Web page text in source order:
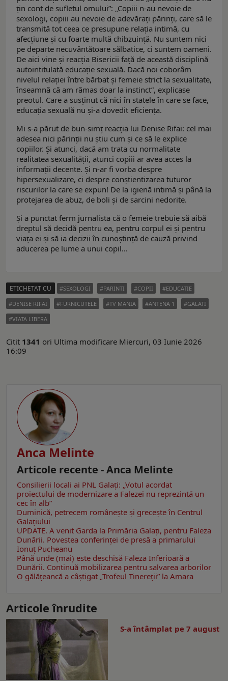
țin cont de sufletul omului”: „Copiii n-au nevoie de
sexologi, copiii au nevoie de adevărați părinți, care să le
transmită tot ceea ce presupune relația intimă, cu
afecțiune și cu foarte multă chibzuință. Nu suntem nici
pe departe necuvântătoare sălbatice, ci suntem oameni.
De aici vine și reacția Bisericii față de această disciplină
autointitulată educație sexuală. Dacă noi coborâm
nivelul relației între bărbat și femeie strict la sexualitate,
înseamnă că am rămas doar la instinct”, explicase
preotul. Care a susținut că nici în statele în care se face,
educația sexuală nu și-a dovedit eficiența.
Mi s-a părut de bun-simț reacția lui Denise Rifai: cel mai
adesea nici părinții nu știu cum și ce să le explice
copiilor. Și atunci, dacă am trata cu normalitate
realitatea sexualității, atunci copiii ar avea acces la
informații decente. Și n-ar fi vorba despre
hipersexualizare, ci despre conștientizarea tuturor
riscurilor la care se expun! De la igienă intimă și până la
protejarea de abuz, de boli și de sarcini nedorite.
Și a punctat ferm jurnalista că o femeie trebuie să aibă
dreptul să decidă pentru ea, pentru corpul ei și pentru
viața ei și să ia decizii în cunoștință de cauză privind
aducerea pe lume a unui copil...
ETICHETAT CU SEXOLOGI PARINTI COPII
EDUCATIE
DENISE RIFAI
FURNICUTELE TV MANIA ANTENA 1
GALATI
VIATA LIBERA
Citit 1341 ori Ultima modificare Miercuri, 03 Iunie 2026
16:09
Anca Melinte
Articole recente - Anca Melinte
Consilierii locali ai PNL Galaţi: „Votul acordat
proiectului de modernizare a Falezei nu reprezintă un
cec în alb”
Duminică, petrecem româneşte şi greceşte în Centrul
Galaţiului
UPDATE. A venit Garda la Primăria Galaţi, pentru Faleza
Dunării. Povestea conferinţei de presă a primarului
Ionuţ Pucheanu
Până unde (mai) este deschisă Faleza Inferioară a
Dunării. Continuă mobilizarea pentru salvarea arborilor
O gălăţeancă a câştigat „Trofeul Tinereții” la Amara
Articole înrudite
S-a întâmplat pe 7 august